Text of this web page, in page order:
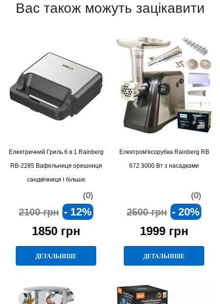
Вас також можуть зацікавити
Електричний Гриль 6 в 1 Rainberg
RB-2285 Вафельниця орешниця
сандвічниця і більше
(0)
2100 грн - 12%
1850 грн
ДЕТАЛЬНІШЕ
Електром'ясорубка Rainberg RB
672 3000 Вт з насадками
(0)
2500 грн - 20%
1999 грн
ДЕТАЛЬНІШЕ